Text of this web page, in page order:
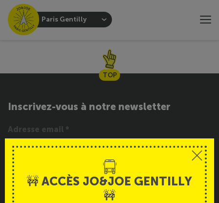
Paris Gentilly
TOP
Service
Inscrivez-vous à notre newsletter
INSCRIPTION
🚧 ACCÈS JO&JOE GENTILLY
🚧